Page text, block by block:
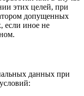
этих целей, при
допущенных
если иное не
данных при